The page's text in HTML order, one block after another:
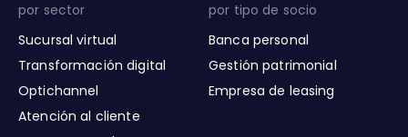
por sector
Sucursal virtual
Transformación digital
Optichannel
Atención al cliente
por tipo de socio
Banca personal
Gestión patrimonial
Empresa de leasing